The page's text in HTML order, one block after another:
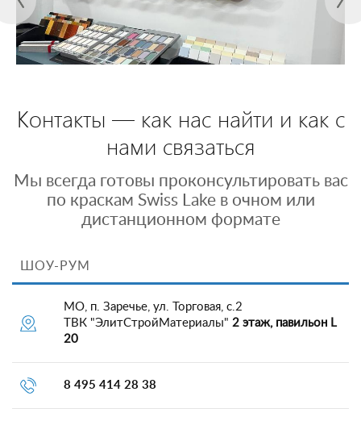
Контакты — как нас найти и как с
нами связаться
Мы всегда готовы проконсультировать вас
по краскам Swiss Lake в очном или
дистанционном формате
ШОУ-РУМ
МО, п. Заречье, ул. Торговая, с.2
ТВК "ЭлитСтройМатериалы" 2 этаж, павильон L
20
8 495 414 28 38